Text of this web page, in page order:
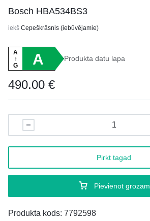
Bosch HBA534BS3
iekš Cepeškrāsnis (iebūvējamie)
A
↑
G
A Produkta datu lapa
490.00 €
Pievienot grozam
Pirkt tagad
Produkta kods: 7792598